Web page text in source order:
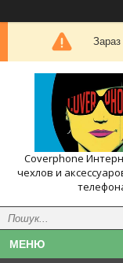
Зараз
Coverphone
чехлов и